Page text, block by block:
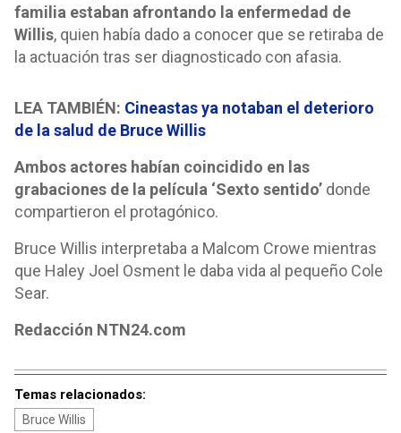
familia estaban afrontando la enfermedad de
Willis, quien había dado a conocer que se retiraba de
la actuación tras ser diagnosticado con afasia.
LEA TAMBIÉN: Cineastas ya notaban el deterioro
de la salud de Bruce Willis
Ambos actores habían coincidido en las
grabaciones de la película ‘Sexto sentido’ donde
compartieron el protagónico.
Bruce Willis interpretaba a Malcom Crowe mientras
que Haley Joel Osment le daba vida al pequeño Cole
Sear.
Redacción NTN24.com
Temas relacionados:
Bruce Willis